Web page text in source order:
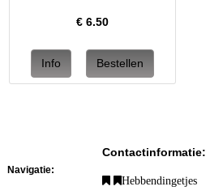
€ 6.50
Navigatie:
Contactinformatie:
Hebbendingetjes